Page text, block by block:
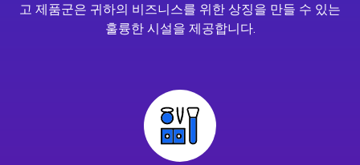
고 제품군은 귀하의 비즈니스를 위한 상징을 만들 수 있는
훌륭한 시설을 제공합니다.